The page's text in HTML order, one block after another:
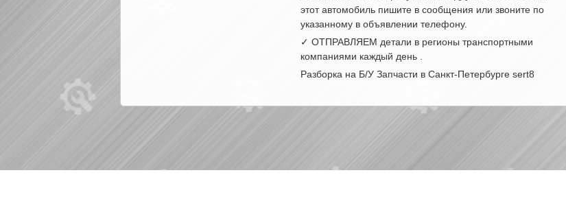
этот автомобиль пишите в сообщения или звоните по
указанному в объявлении телефону.
✓ ОТПРАВЛЯЕМ детали в регионы транспортными
компаниями каждый день .
Разборка на Б/У Запчасти в Санкт-Петербурге sert8